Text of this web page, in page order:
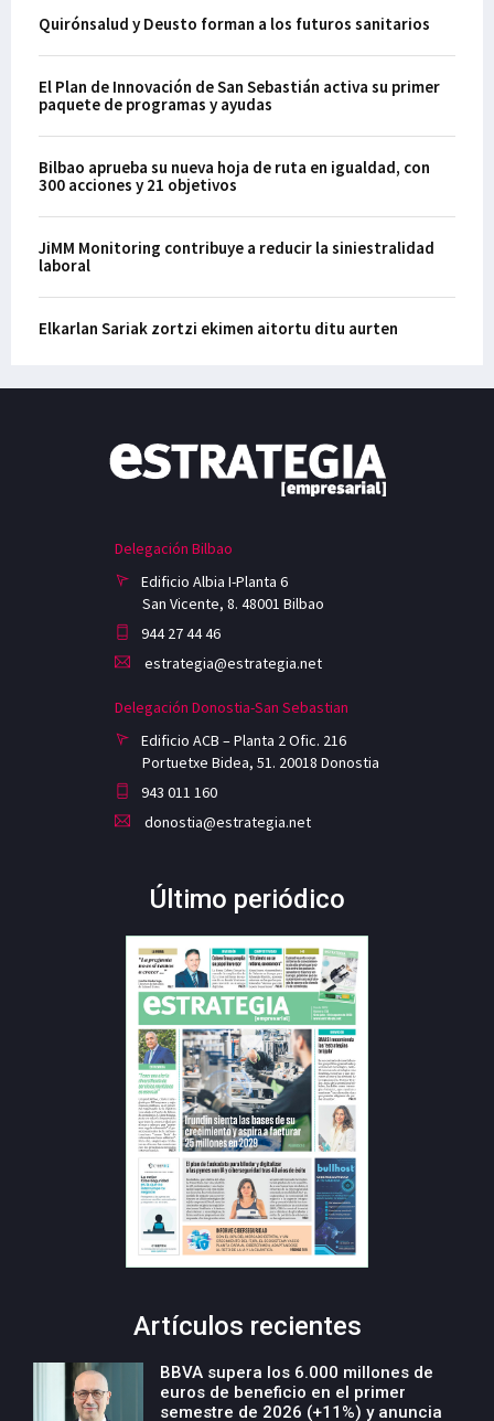
Quirónsalud y Deusto forman a los futuros sanitarios
El Plan de Innovación de San Sebastián activa su primer
paquete de programas y ayudas
Bilbao aprueba su nueva hoja de ruta en igualdad, con
300 acciones y 21 objetivos
JiMM Monitoring contribuye a reducir la siniestralidad
laboral
Elkarlan Sariak zortzi ekimen aitortu ditu aurten
Delegación Bilbao
Edificio Albia I-Planta 6
San Vicente, 8. 48001 Bilbao
944 27 44 46
estrategia@estrategia.net
Delegación Donostia-San Sebastian
Edificio ACB – Planta 2 Ofic. 216
Portuetxe Bidea, 51. 20018 Donostia
943 011 160
donostia@estrategia.net
Último periódico
Artículos recientes
BBVA supera los 6.000 millones de
euros de beneficio en el primer
semestre de 2026 (+11%) y anuncia